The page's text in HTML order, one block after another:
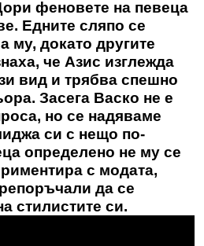
феновете на певеца
Едните сляпо се
му, докато другите
че Азис изглежда
вид и трябва спешно
Засега Васко не е
но се надяваме
си с нещо по-
определено не му се
с модата,
да се
стилистите си.